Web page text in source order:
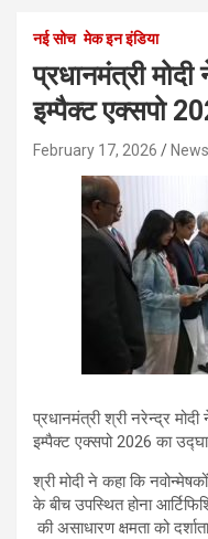
नई सोच मेक इन इंडिया
प्रधानमंत्री
इम्पैक्ट एक्सपो
February 17, 2026
प्रधानमंत्री श्री नरेन्द्र
इम्पैक्ट एक्सपो 2026 का
श्री मोदी ने कहा कि
के बीच उपस्थित होना
की असाधारण क्षमता को